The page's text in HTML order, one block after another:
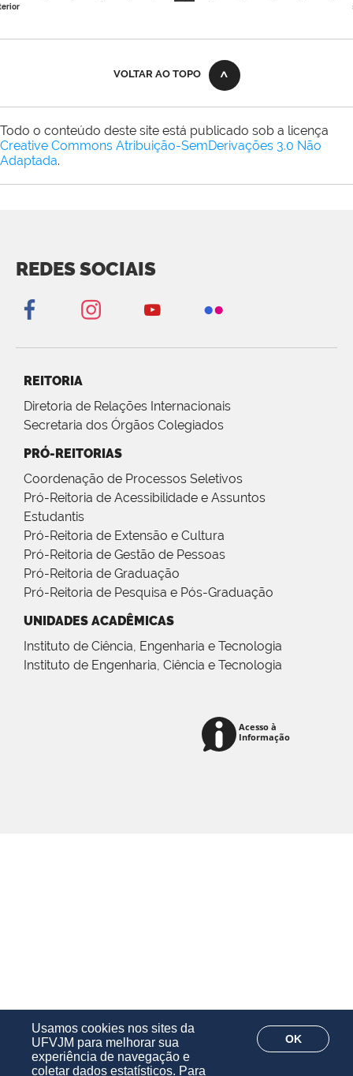
Usamos cookies nos sites da
UFVJM para melhorar sua
experiência de navegação e
coletar dados estatísticos. Para
OK
VOLTAR AO TOPO
Todo o conteúdo deste site está publicado sob a licença
Creative Commons Atribuição-SemDerivações 3.0 Não
Adaptada.
REDES SOCIAIS
REITORIA
Diretoria de Relações Internacionais
Secretaria dos Órgãos Colegiados
PRÓ-REITORIAS
Coordenação de Processos Seletivos
Pró-Reitoria de Acessibilidade e Assuntos
Estudantis
Pró-Reitoria de Extensão e Cultura
Pró-Reitoria de Gestão de Pessoas
Pró-Reitoria de Graduação
Pró-Reitoria de Pesquisa e Pós-Graduação
UNIDADES ACADÊMICAS
Instituto de Ciência, Engenharia e Tecnologia
Instituto de Engenharia, Ciência e Tecnologia